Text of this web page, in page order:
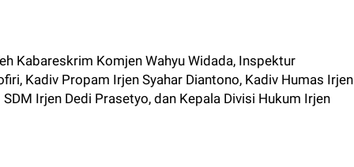
Kabareskrim Komjen Wahyu Widada, Inspektur
Kadiv Propam Irjen Syahar Diantono, Kadiv Humas Irjen
Irjen Dedi Prasetyo, dan Kepala Divisi Hukum Irjen